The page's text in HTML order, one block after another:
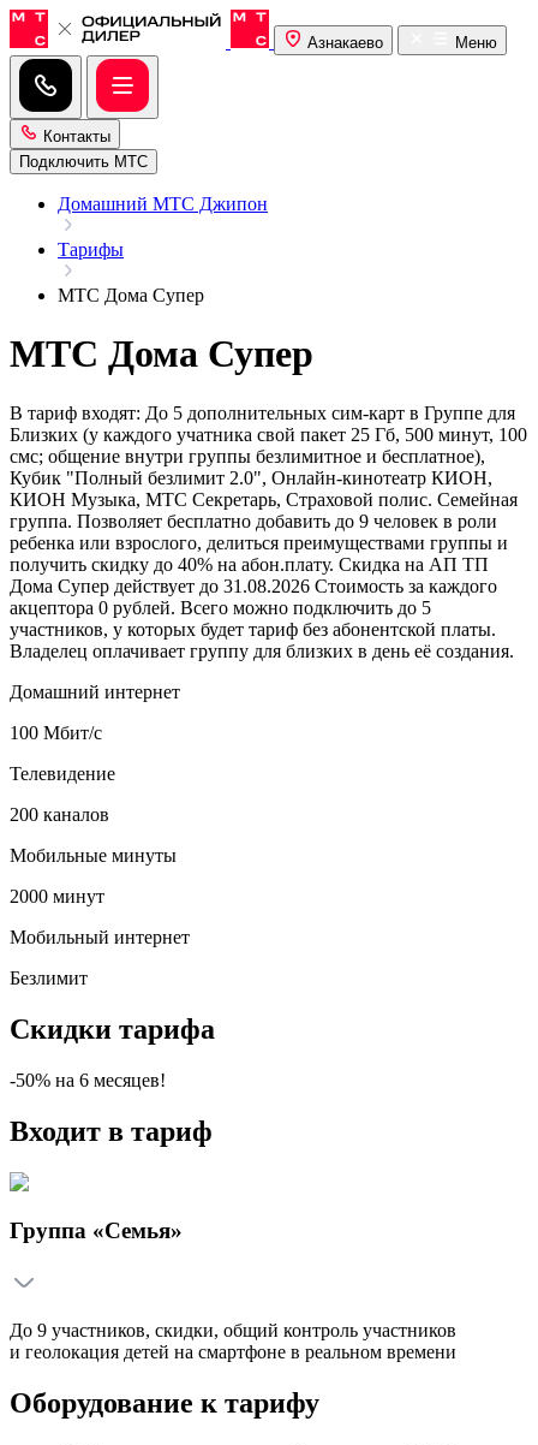
Азнакаево Меню
Контакты
Подключить МТС
Домашний МТС Джипон
Тарифы
МТС Дома Супер
МТС Дома Супер
В тариф входят: До 5 дополнительных сим-карт в Группе для
Близких (у каждого учатника свой пакет 25 Гб, 500 минут, 100
смс; общение внутри группы безлимитное и бесплатное),
Кубик "Полный безлимит 2.0", Онлайн-кинотеатр КИОН,
КИОН Музыка, МТС Секретарь, Страховой полис. Семейная
группа. Позволяет бесплатно добавить до 9 человек в роли
ребенка или взрослого, делиться преимуществами группы и
получить скидку до 40% на абон.плату. Скидка на АП ТП
Дома Супер действует до 31.08.2026 Стоимость за каждого
акцептора 0 рублей. Всего можно подключить до 5
участников, у которых будет тариф без абонентской платы.
Владелец оплачивает группу для близких в день её создания.
Домашний интернет
100 Мбит/с
Телевидение
200 каналов
Мобильные минуты
2000 минут
Мобильный интернет
Безлимит
Скидки тарифа
-50% на 6 месяцев!
Входит в тариф
Группа «Семья»
До 9 участников, скидки, общий контроль участников
и геолокация детей на смартфоне в реальном времени
Оборудование к тарифу